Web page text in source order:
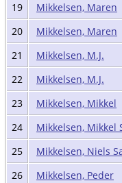
19
Mikkelsen, Maren
20
Mikkelsen, Maren
21
Mikkelsen, M.J.
22
Mikkelsen, M.J.
23
Mikkelsen, Mikkel
24
Mikkelsen, Mikkel
25
Mikkelsen, Niels
26
Mikkelsen, Peder